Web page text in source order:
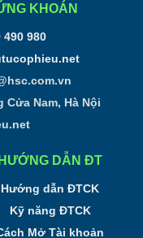
KHOÁN
490 980
Cửa Nam, Hà Nội
HƯỚNG DẪN ĐT
Hướng dẫn ĐTCK
Kỹ năng ĐTCK
Mở Tài khoản